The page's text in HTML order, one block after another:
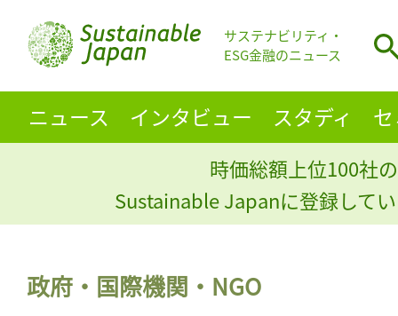
サステナビリティ・
ESG金融のニュース
ニュース インタビュー スタディ
時価総額上位100社
Sustainable Japanに登録して
政府・国際機関・NGO